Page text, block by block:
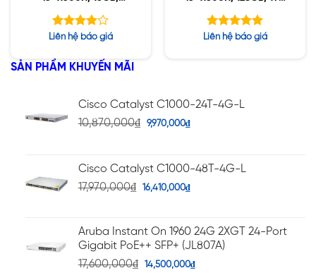
512GB SSD, Nvidia
Được
3.92
sao
Liên hệ báo giá
SSD, AMD W6600M
Được xếp
Liên hệ báo giá
SẢN PHẨM KHUYẾN MÃI
Cisco Catalyst C1000-24T-4G-L
10,870,000₫ 9,970,000₫
Cisco Catalyst C1000-48T-4G-L
17,970,000₫ 16,410,000₫
Aruba Instant On 1960 24G 2XGT 24-Port
Gigabit PoE++ SFP+ (JL807A)
17,600,000₫ 14,500,000₫